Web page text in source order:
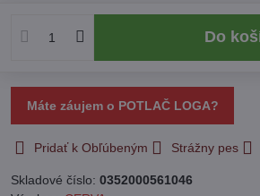
Do
Máte záujem o POTLAČ LOGA?
Pridať k Obľúbeným Strážny pes
Skladové číslo: 0352000561046